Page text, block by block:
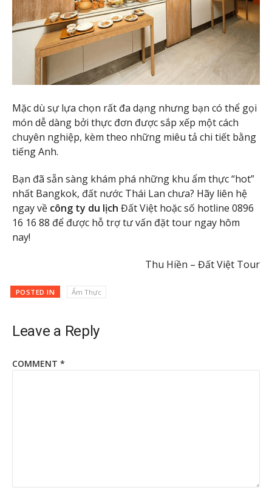
Mặc dù sự lựa chọn rất đa dạng nhưng bạn có thể gọi
món dễ dàng bởi thực đơn được sắp xếp một cách
chuyên nghiệp, kèm theo những miêu tả chi tiết bằng
tiếng Anh.
Bạn đã sẵn sàng khám phá những khu ẩm thực “hot”
nhất Bangkok, đất nước Thái Lan chưa? Hãy liên hệ
ngay về công ty du lịch Đất Việt hoặc số hotline 0896
16 16 88 để được hỗ trợ tư vấn đặt tour ngay hôm
nay!
Thu Hiền – Đất Việt Tour
POSTED IN Ẩm Thực
Leave a Reply
COMMENT *